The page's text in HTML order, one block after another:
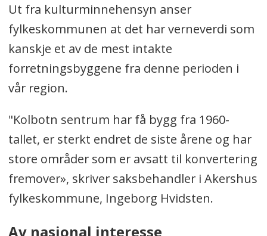
Ut fra kulturminnehensyn anser
fylkeskommunen at det har verneverdi som
kanskje et av de mest intakte
forretningsbyggene fra denne perioden i
vår region.
"Kolbotn sentrum har få bygg fra 1960-
tallet, er sterkt endret de siste årene og har
store områder som er avsatt til konvertering
fremover», skriver saksbehandler i Akershus
fylkeskommune, Ingeborg Hvidsten.
Av nasjonal interesse